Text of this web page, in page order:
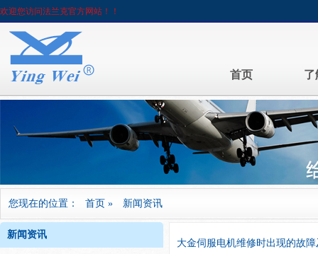
欢迎您访问法兰克官方网站！！
首页 了
您现在的位置： 首页 » 新闻资讯
新闻资讯
大金伺服电机维修时出现的故